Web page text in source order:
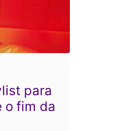
para
o fim da